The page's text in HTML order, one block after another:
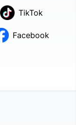
TikTok
Facebook